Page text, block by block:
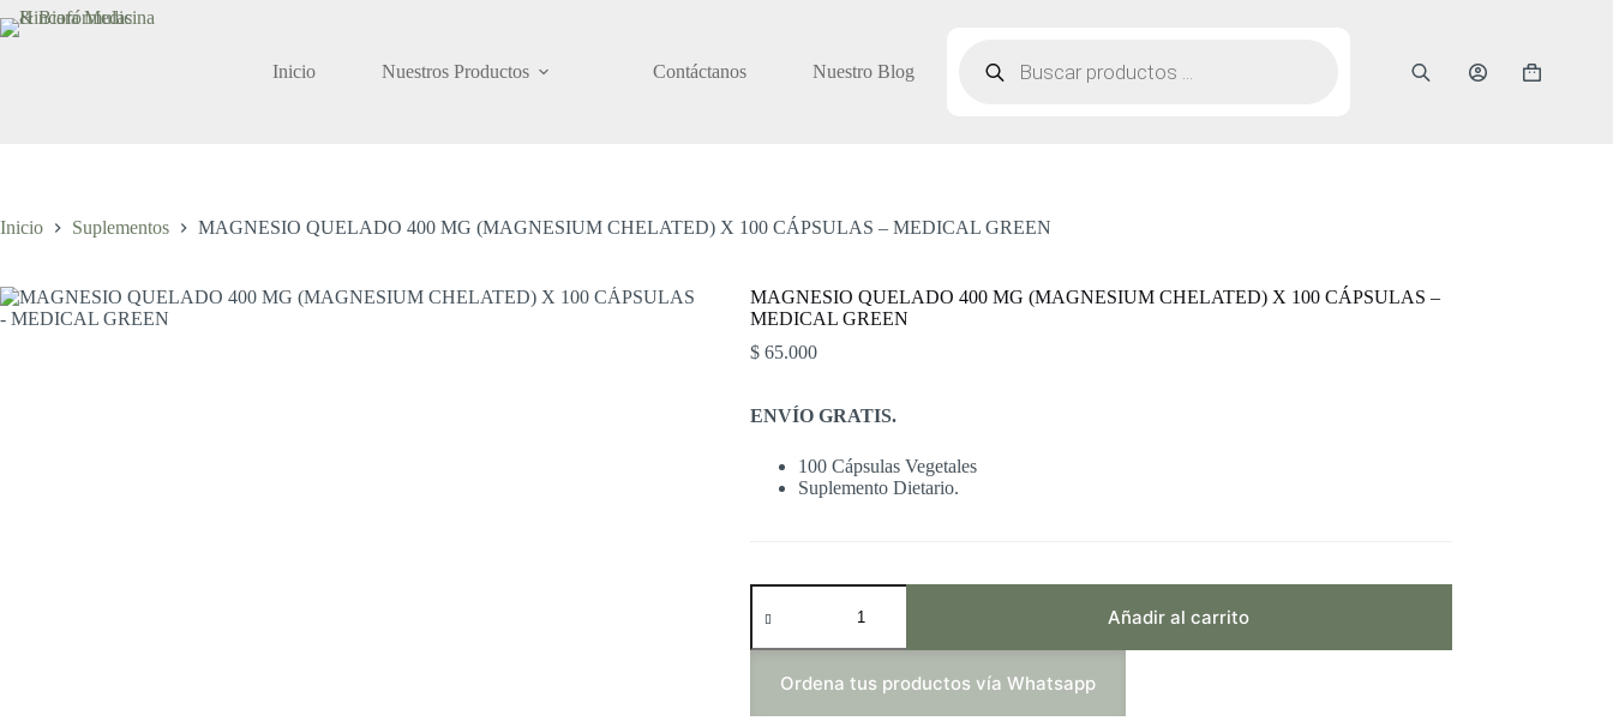
Saltar
al
Inicio
Nuestros Productos Contáctanos Nuestro Blog
productos
Carro
Inicio Suplementos MAGNESIO QUELADO 400 MG (MAGNESIUM CHELATED) X 100 CÁPSULAS – MEDICAL GREEN
MAGNESIO QUELADO 400 MG (MAGNESIUM CHELATED) X 100 CÁPSULAS –
MEDICAL GREEN
$65.000
ENVÍO GRATIS.
100 Cápsulas Vegetales
Suplemento Dietario.
MAGNESIO
QUELADO
MG
(MAGNESIUM
CHELATED)
X
Añadir al carrito
Ordena tus productos vía Whatsapp